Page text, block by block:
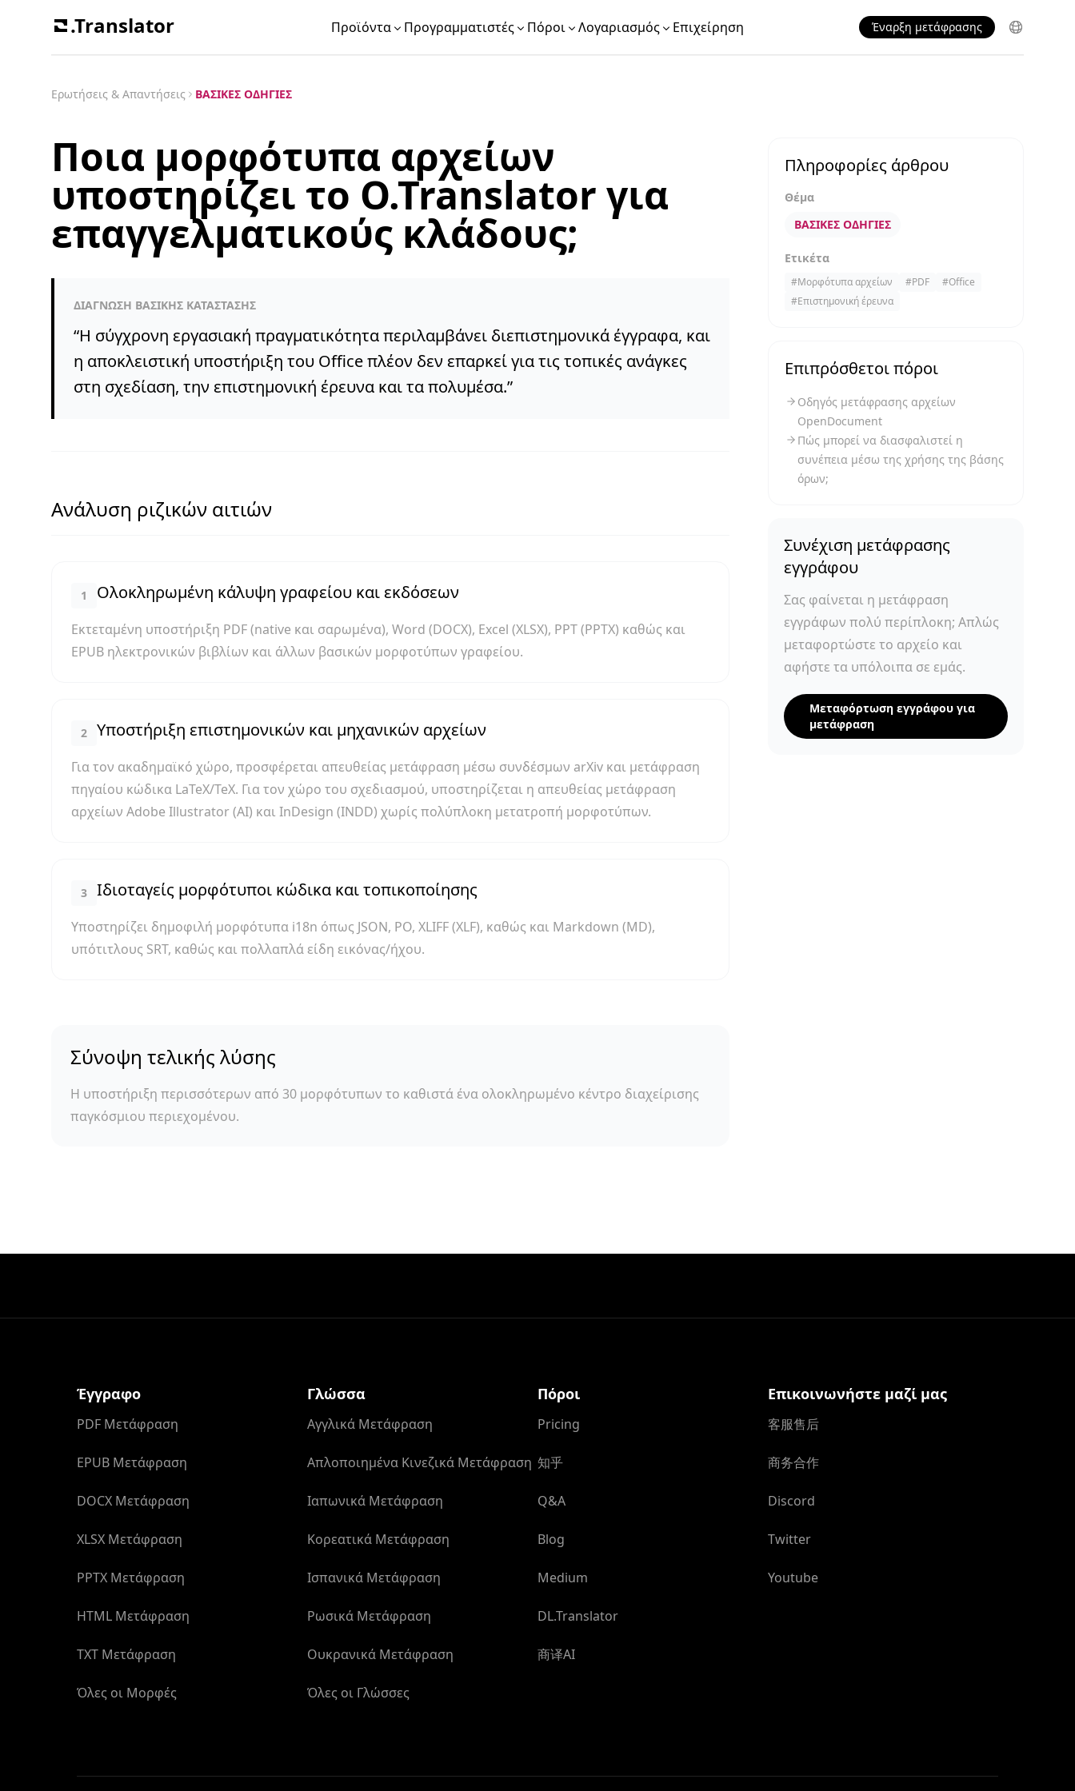
.Translator Προϊόντα Προγραμματιστές Πόροι Λογαριασμός Επιχείρηση Έναρξη μετάφρασης
Ερωτήσεις & Απαντήσεις ΒΑΣΙΚΈΣ ΟΔΗΓΊΕΣ
Ποια μορφότυπα αρχείων
υποστηρίζει το O.Translator για
επαγγελματικούς κλάδους;
ΔΙΆΓΝΩΣΗ ΒΑΣΙΚΉΣ ΚΑΤΆΣΤΑΣΗΣ
“Η σύγχρονη εργασιακή πραγματικότητα περιλαμβάνει διεπιστημονικά έγγραφα, και
η αποκλειστική υποστήριξη του Office πλέον δεν επαρκεί για τις τοπικές ανάγκες
στη σχεδίαση, την επιστημονική έρευνα και τα πολυμέσα.”
Ανάλυση ριζικών αιτιών
1 Ολοκληρωμένη κάλυψη γραφείου και εκδόσεων
Εκτεταμένη υποστήριξη PDF (native και σαρωμένα), Word (DOCX), Excel (XLSX), PPT (PPTX) καθώς και
EPUB ηλεκτρονικών βιβλίων και άλλων βασικών μορφοτύπων γραφείου.
2 Υποστήριξη επιστημονικών και μηχανικών αρχείων
Για τον ακαδημαϊκό χώρο, προσφέρεται απευθείας μετάφραση μέσω συνδέσμων arXiv και μετάφραση
πηγαίου κώδικα LaTeX/TeX. Για τον χώρο του σχεδιασμού, υποστηρίζεται η απευθείας μετάφραση
αρχείων Adobe Illustrator (AI) και InDesign (INDD) χωρίς πολύπλοκη μετατροπή μορφοτύπων.
3 Ιδιοταγείς μορφότυποι κώδικα και τοπικοποίησης
Υποστηρίζει δημοφιλή μορφότυπα i18n όπως JSON, PO, XLIFF (XLF), καθώς και Markdown (MD),
υπότιτλους SRT, καθώς και πολλαπλά είδη εικόνας/ήχου.
Σύνοψη τελικής λύσης
Η υποστήριξη περισσότερων από 30 μορφότυπων το καθιστά ένα ολοκληρωμένο κέντρο διαχείρισης
παγκόσμιου περιεχομένου.
Πληροφορίες άρθρου
Θέμα
ΒΑΣΙΚΈΣ ΟΔΗΓΊΕΣ
Ετικέτα
#Μορφότυπα αρχείων #PDF #Office
#Επιστημονική έρευνα
Επιπρόσθετοι πόροι
Οδηγός μετάφρασης αρχείων
OpenDocument
Πώς μπορεί να διασφαλιστεί η
συνέπεια μέσω της χρήσης της βάσης
όρων;
Συνέχιση μετάφρασης
εγγράφου
Σας φαίνεται η μετάφραση
εγγράφων πολύ περίπλοκη; Απλώς
μεταφορτώστε το αρχείο και
αφήστε τα υπόλοιπα σε εμάς.
Μεταφόρτωση εγγράφου για
μετάφραση
Έγγραφο
PDF Μετάφραση
EPUB Μετάφραση
DOCX Μετάφραση
XLSX Μετάφραση
PPTX Μετάφραση
HTML Μετάφραση
TXT Μετάφραση
Όλες οι Μορφές
Γλώσσα
Αγγλικά Μετάφραση
Απλοποιημένα Κινεζικά Μετάφραση
Ιαπωνικά Μετάφραση
Κορεατικά Μετάφραση
Ισπανικά Μετάφραση
Ρωσικά Μετάφραση
Ουκρανικά Μετάφραση
Όλες οι Γλώσσες
Πόροι
Pricing
知乎
Q&A
Blog
Medium
DL.Translator
商译AI
Επικοινωνήστε μαζί μας
客服售后
商务合作
Discord
Twitter
Youtube